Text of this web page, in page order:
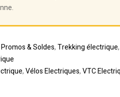
Promos & Soldes,Trekking électrique,
,Vélos Electriques,VTC